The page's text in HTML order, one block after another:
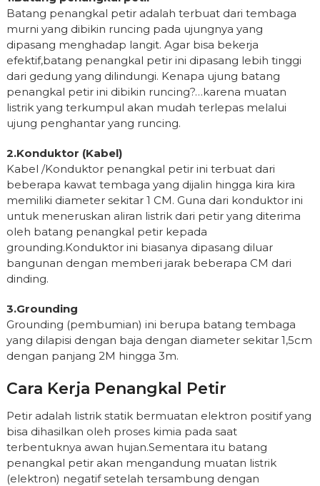
Batang penangkal petir adalah terbuat dari tembaga
murni yang dibikin runcing pada ujungnya yang
dipasang menghadap langit. Agar bisa bekerja
efektif,batang penangkal petir ini dipasang lebih tinggi
dari gedung yang dilindungi. Kenapa ujung batang
penangkal petir ini dibikin runcing?…karena muatan
listrik yang terkumpul akan mudah terlepas melalui
ujung penghantar yang runcing.
2.Konduktor (Kabel)
Kabel /Konduktor penangkal petir ini terbuat dari
beberapa kawat tembaga yang dijalin hingga kira kira
memiliki diameter sekitar 1 CM. Guna dari konduktor ini
untuk meneruskan aliran listrik dari petir yang diterima
oleh batang penangkal petir kepada
grounding.Konduktor ini biasanya dipasang diluar
bangunan dengan memberi jarak beberapa CM dari
dinding.
3.Grounding
Grounding (pembumian) ini berupa batang tembaga
yang dilapisi dengan baja dengan diameter sekitar 1,5cm
dengan panjang 2M hingga 3m.
Cara Kerja Penangkal Petir
Petir adalah listrik statik bermuatan elektron positif yang
bisa dihasilkan oleh proses kimia pada saat
terbentuknya awan hujan.Sementara itu batang
penangkal petir akan mengandung muatan listrik
(elektron) negatif setelah tersambung dengan